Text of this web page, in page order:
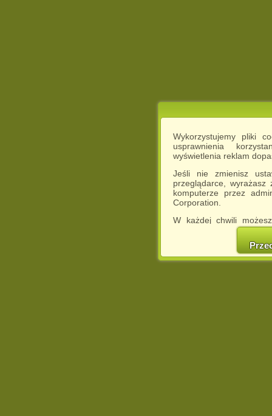
Wykorzystujemy pliki
usprawnienia
wyświetlenia reklam
Jeśli nie zmienisz
przeglądarce,
komputerze przez
Corporation.
W każdej chwili
cookies w swojej
w naszej
http://chomikuj.pl/